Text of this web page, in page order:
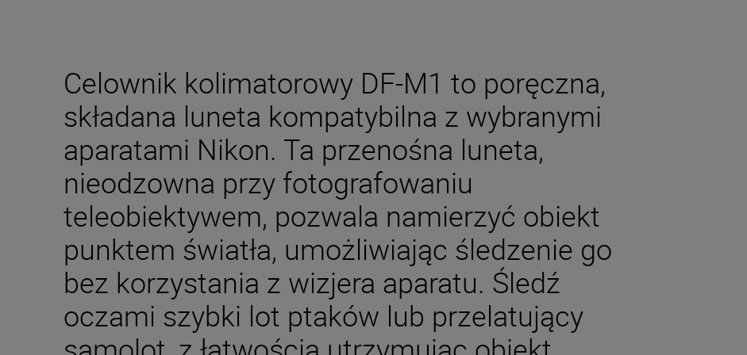
Celownik kolimatorowy DF-M1 to poręczna,
składana luneta kompatybilna z wybranymi
aparatami Nikon. Ta przenośna luneta,
nieodzowna przy fotografowaniu
teleobiektywem, pozwala namierzyć obiekt
punktem światła, umożliwiając śledzenie go
bez korzystania z wizjera aparatu. Śledź
oczami szybki lot ptaków lub przelatujący